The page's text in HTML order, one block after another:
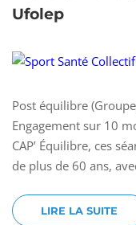
Ufolep
Post équilibre
Engagement sur 10
CAP’ Équilibre, ces
de plus de 60 ans,
LIRE LA SUITE